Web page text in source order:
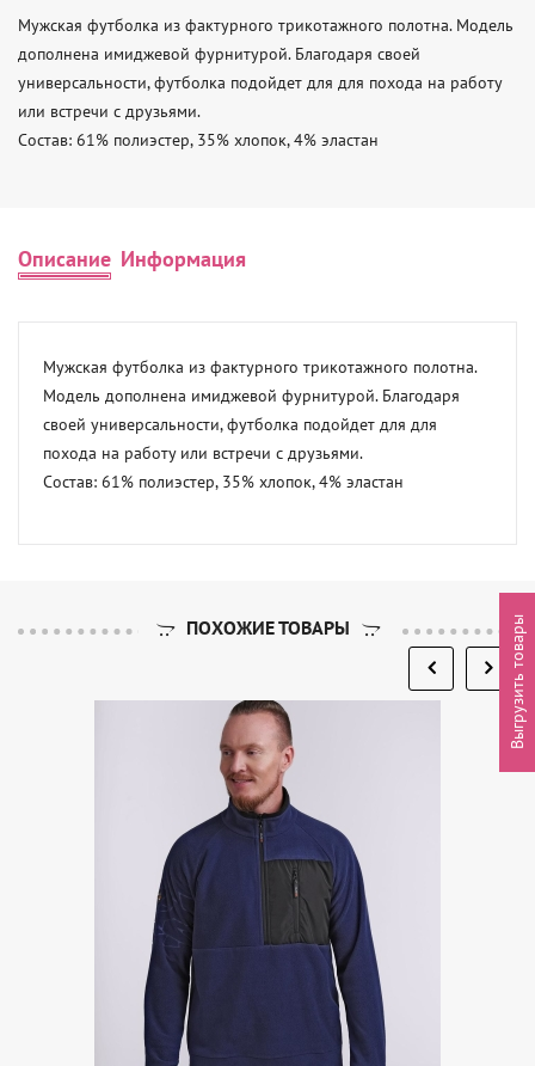
Мужская футболка из фактурного трикотажного полотна. Модель
дополнена имиджевой фурнитурой. Благодаря своей
универсальности, футболка подойдет для для похода на работу
или встречи с друзьями.
Состав: 61% полиэстер, 35% хлопок, 4% эластан
Описание Информация
Мужская футболка из фактурного трикотажного полотна.
Модель дополнена имиджевой фурнитурой. Благодаря
своей универсальности, футболка подойдет для для
похода на работу или встречи с друзьями.
Состав: 61% полиэстер, 35% хлопок, 4% эластан
ПОХОЖИЕ ТОВАРЫ Выгрузить товары